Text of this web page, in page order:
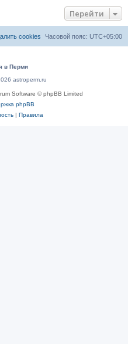
Перейти
Часовой пояс: UTC+05:00
cookies
в Перми
astroperm.ru
Software © phpBB Limited
phpBB
| Правила